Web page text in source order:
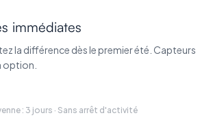
immédiates
la différence dès le premier été. Capteurs
option.
: 3 jours · Sans arrêt d'activité